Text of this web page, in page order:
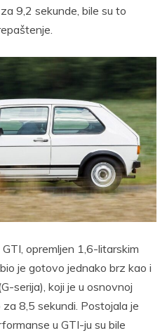
9,2 sekunde, bile su to
opremljen 1,6-litarskim
je gotovo jednako brz kao i
serija), koji je u osnovnoj
8,5 sekundi. Postojala je
u GTI-ju su bile